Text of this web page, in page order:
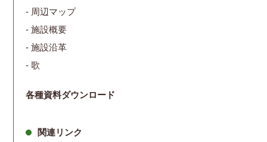
- 周辺マップ
- 施設概要
- 施設沿革
- 歌
各種資料ダウンロード
関連リンク